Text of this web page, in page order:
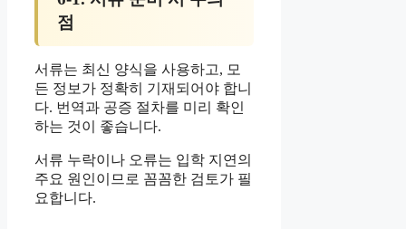
점
서류는 최신 양식을 사용하고, 모
든 정보가 정확히 기재되어야 합니
다. 번역과 공증 절차를 미리 확인
하는 것이 좋습니다.
서류 누락이나 오류는 입학 지연의
주요 원인이므로 꼼꼼한 검토가 필
요합니다.